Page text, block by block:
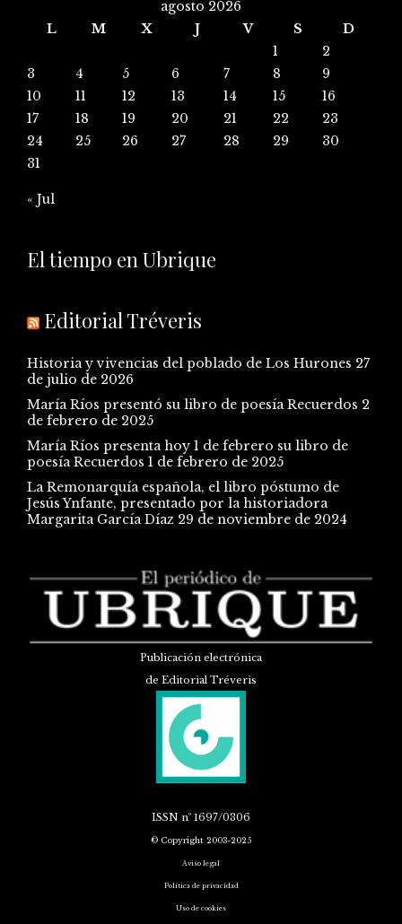
agosto 2026
L
M X J V S
D
1
2
3
4 5 6 7 8
9
10
11 12 13 14 15
16
17
18 19 20 21 22
23
24
25 26 27 28 29
30
31
« Jul
El tiempo en Ubrique
Editorial Tréveris
Historia y vivencias del poblado de Los Hurones 27
de julio de 2026
María Ríos presentó su libro de poesía Recuerdos 2
de febrero de 2025
María Ríos presenta hoy 1 de febrero su libro de
poesía Recuerdos 1 de febrero de 2025
La Remonarquía española, el libro póstumo de
Jesús Ynfante, presentado por la historiadora
Margarita García Díaz 29 de noviembre de 2024
Publicación electrónica
de Editorial Tréveris
ISSN nº 1697/0306
© Copyright 2003-2025
Aviso legal
Política de privacidad
Uso de cookies